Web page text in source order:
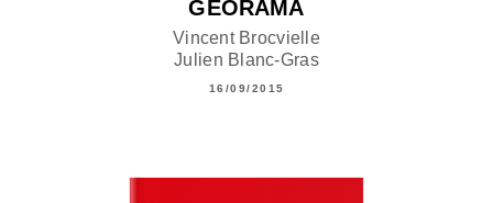
GÉORAMA
Vincent Brocvielle
Julien Blanc-Gras
16/09/2015